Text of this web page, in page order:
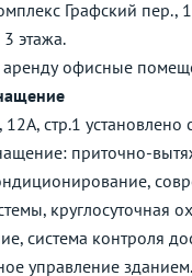
Графский пер.,
этажа.
офисные
стр.1
приточно-
круглосуточная
система контроля
управление зданием.